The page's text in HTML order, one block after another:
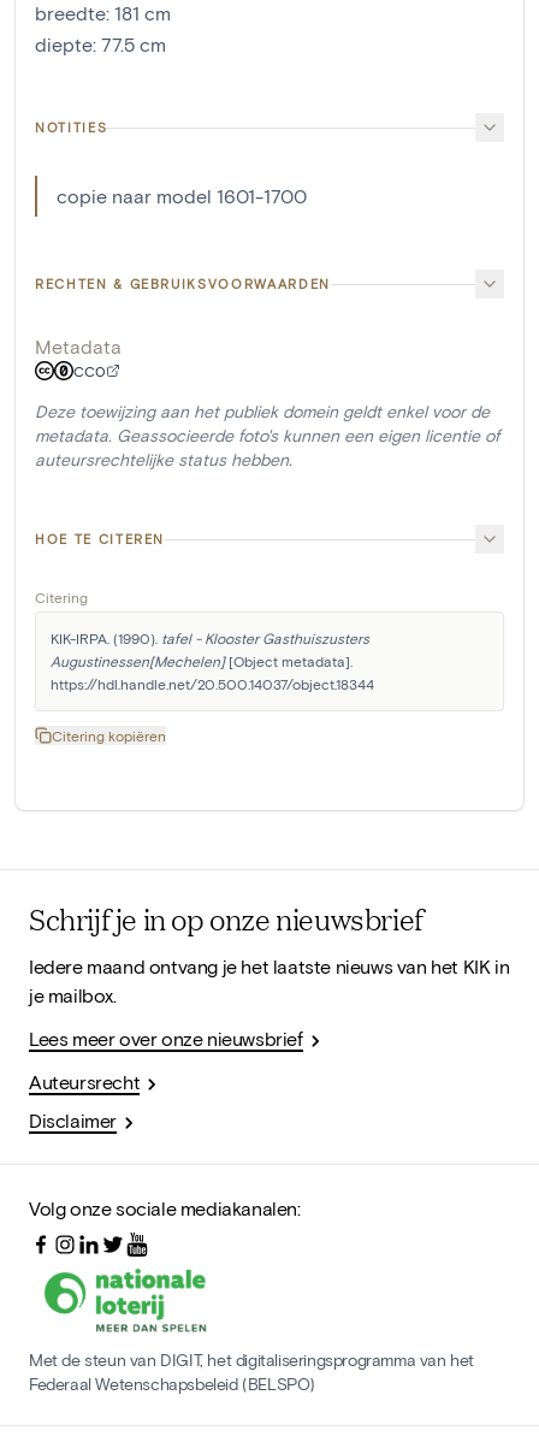
breedte: 181 cm
diepte: 77.5 cm
NOTITIES
copie naar model 1601-1700
RECHTEN & GEBRUIKSVOORWAARDEN
Metadata
CC0
Deze toewijzing aan het publiek domein geldt enkel voor de
metadata. Geassocieerde foto's kunnen een eigen licentie of
auteursrechtelijke status hebben.
HOE TE CITEREN
Citering
KIK-IRPA. (1990). tafel - Klooster Gasthuiszusters
Augustinessen[Mechelen] [Object metadata].
https://hdl.handle.net/20.500.14037/object.18344
Citering kopiëren
Schrijf je in op onze nieuwsbrief
Iedere maand ontvang je het laatste nieuws van het KIK in
je mailbox.
Lees meer over onze nieuwsbrief
Auteursrecht
Disclaimer
Volg onze sociale mediakanalen:
Met de steun van DIGIT, het digitaliseringsprogramma van het
Federaal Wetenschapsbeleid (BELSPO)